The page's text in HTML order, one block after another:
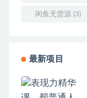
闲鱼无货源 (3)
最新项目